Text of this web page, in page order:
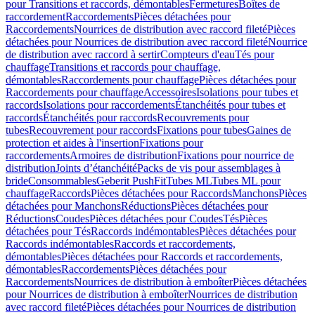
pour Transitions et raccords, démontablesFermeturesBoîtes de
raccordementRaccordementsPièces détachées pour
RaccordementsNourrices de distribution avec raccord filetéPièces
détachées pour Nourrices de distribution avec raccord filetéNourrice
de distribution avec raccord à sertirCompteurs d'eauTés pour
chauffageTransitions et raccords pour chauffage,
démontablesRaccordements pour chauffagePièces détachées pour
Raccordements pour chauffageAccessoiresIsolations pour tubes et
raccordsIsolations pour raccordementsÉtanchéités pour tubes et
raccordsÉtanchéités pour raccordsRecouvrements pour
tubesRecouvrement pour raccordsFixations pour tubesGaines de
protection et aides à l'insertionFixations pour
raccordementsArmoires de distributionFixations pour nourrice de
distributionJoints d’étanchéitéPacks de vis pour assemblages à
brideConsommablesGeberit PushFitTubes MLTubes ML pour
chauffageRaccordsPièces détachées pour RaccordsManchonsPièces
détachées pour ManchonsRéductionsPièces détachées pour
RéductionsCoudesPièces détachées pour CoudesTésPièces
détachées pour TésRaccords indémontablesPièces détachées pour
Raccords indémontablesRaccords et raccordements,
démontablesPièces détachées pour Raccords et raccordements,
démontablesRaccordementsPièces détachées pour
RaccordementsNourrices de distribution à emboîterPièces détachées
pour Nourrices de distribution à emboîterNourrices de distribution
avec raccord filetéPièces détachées pour Nourrices de distribution